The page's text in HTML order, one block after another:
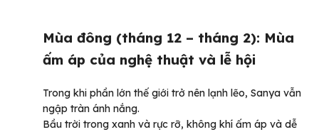
Mùa đông (tháng 12 – tháng 2): Mùa
ấm áp của nghệ thuật và lễ hội
Trong khi phần lớn thế giới trở nên lạnh lẽo, Sanya vẫn
ngập tràn ánh nắng.
Bầu trời trong xanh và rực rỡ, không khí ấm áp và dễ